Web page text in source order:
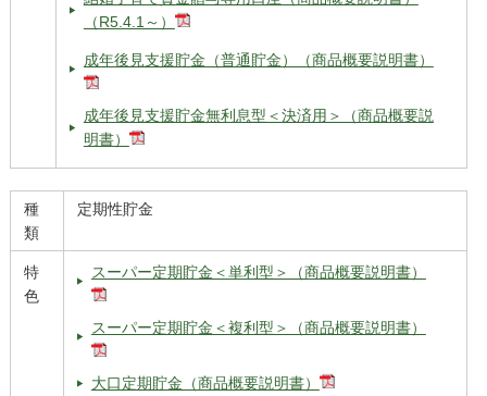
（R5.4.1～）
成年後見支援貯金（普通貯金）（商品概要説明書）
成年後見支援貯金無利息型＜決済用＞（商品概要説
明書）
種
類
定期性貯金
特
色
スーパー定期貯金＜単利型＞（商品概要説明書）
スーパー定期貯金＜複利型＞（商品概要説明書）
大口定期貯金（商品概要説明書）